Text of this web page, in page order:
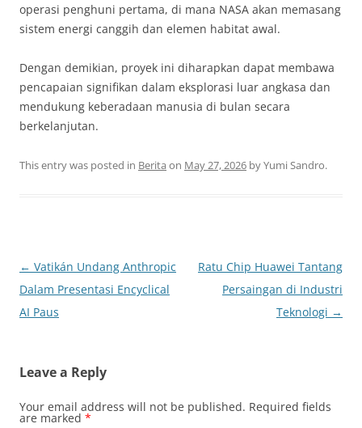
operasi penghuni pertama, di mana NASA akan memasang
sistem energi canggih dan elemen habitat awal.
Dengan demikian, proyek ini diharapkan dapat membawa
pencapaian signifikan dalam eksplorasi luar angkasa dan
mendukung keberadaan manusia di bulan secara
berkelanjutan.
This entry was posted in Berita on May 27, 2026 byYumi Sandro.
Post
navigation
← Vatikán Undang Anthropic
Dalam Presentasi Encyclical
AI Paus
Ratu Chip Huawei Tantang
Persaingan di Industri
Teknologi →
Leave a Reply
Your email address will not be published. Required fields
are marked *